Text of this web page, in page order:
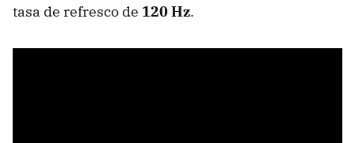
tasa de refresco de 120 Hz.